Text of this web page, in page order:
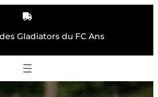
Gladiators du FC Ans